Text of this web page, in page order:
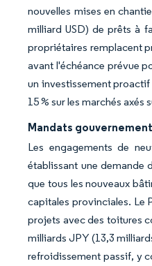
nouvelles mises en
milliard USD) de prêts à
propriétaires remplacent
avant l'échéance prévue
un investissement
15 % sur les marchés axés
Mandats
Les engagements de
établissant une demande
que tous les nouveaux
capitales provinciales. Le
projets avec des toitures
milliards JPY (13,3
refroidissement passif, y